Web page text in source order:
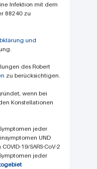
Infektion mit dem
88240 zu
und
des Robert
zu berücksichtigen.
wenn bei
Konstellationen
jeder
UND
19/SARS-CoV-2
jeder